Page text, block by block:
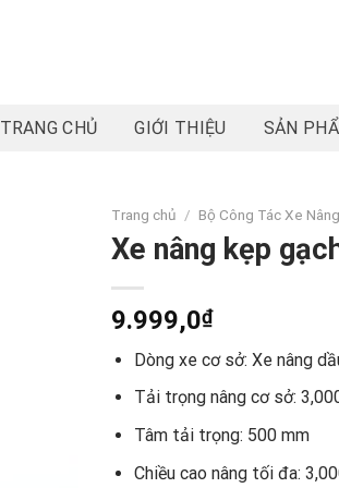
TRANG CHỦ GIỚI THIỆU SẢN
Trang chủ / Bộ Công Tác Xe
Xe nâng kẹp
9.999,0₫
Dòng xe cơ sở: Xe nâng
Tải trọng nâng cơ sở:
Tâm tải trọng: 500 mm
Chiều cao nâng tối đa: